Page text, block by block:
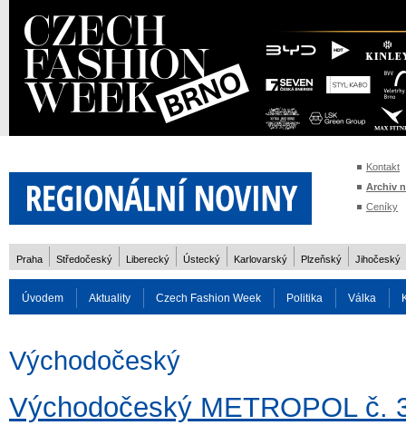
Kontakt
Archiv
Ceníky
Praha Středočeský Liberecký Ústecký Karlovarský Plzeňský Jihočeský
Úvodem Aktuality Czech Fashion Week Politika Válka
Rozhovory
Východočeský
Východočeský METROPOL č.